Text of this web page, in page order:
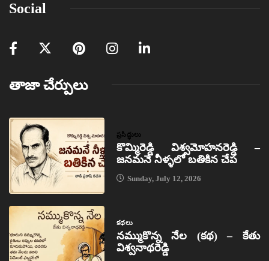
Social
తాజా చేర్పులు
ప్రసిద్ధులు
కొమ్మిరెడ్డి విశ్వమోహనరెడ్డి –
జనమనే నీళ్ళలో బతికిన చేప
Sunday, July 12, 2026
కథలు
నమ్ముకొన్న నేల (కథ) – కేతు
విశ్వనాథరెడ్డి